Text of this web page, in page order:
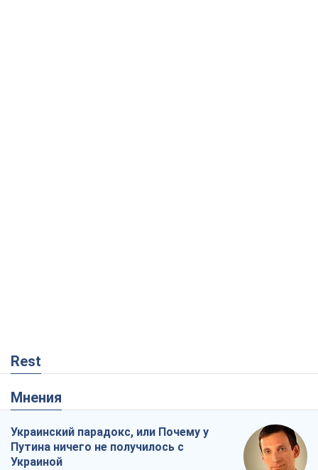
Rest
Мнения
Украинский парадокс, или Почему у
Путина ничего не получилось с
Украиной